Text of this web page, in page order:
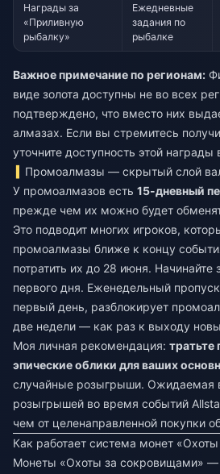
Награды за
«Приливную
рыбалку»
Ежедневные
задания по
рыбалке
Важное примечание по регионам:
виде золота доступны не во всех
подтверждено, что вместо них
алмазах. Если вы стремитесь
уточните доступность этой
Промоалмазы — скрытый слой
У промоалмазов есть 15-дневный
прежде чем их можно будет
Это подводит многих игроков,
промоалмазы ближе к концу
потратить их до 28 июня. Начинайте
первого дня. Еженедельный
первый день, разблокирует
две недели — как раз к выходу
Моя личная рекомендация: тратьте
эпические облики для ваших
случайные розыгрыши. Ожидаемая
розыгрышей во время событий
чем от целенаправленной покупки
Как работает система монет
Монеты «Охоты за сокровищами» —